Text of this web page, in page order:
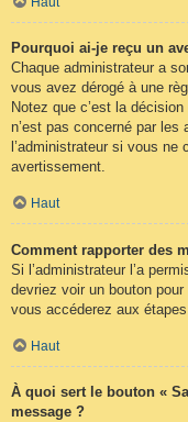
Pourquoi ai-je reçu un
Chaque administrateur a
vous avez dérogé à une
Notez que c’est la
n’est pas concerné par les
l’administrateur si vous
avertissement.
Haut
Comment rapporter des
Si l’administrateur l’a
devriez voir un bouton
vous accéderez aux
Haut
À quoi sert le bouton «
message ?